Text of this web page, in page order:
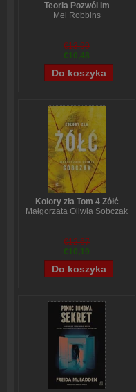
Teoria Pozwól im
Mel Robbins
€13,90
€10,48
Kolory zła Tom 4 Żółć
Małgorzata Oliwia Sobczak
€12,67
€10,19